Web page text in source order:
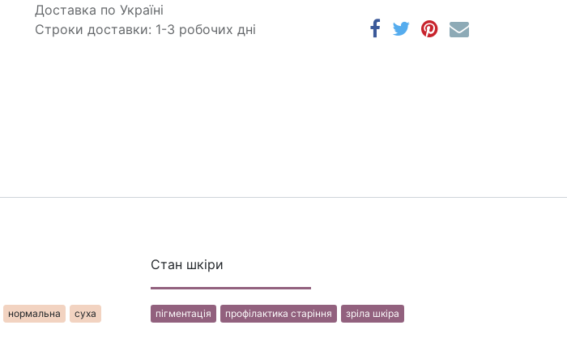
Доставка по Україні
Строки доставки: 1-3 робочих дні
нормальна
суха
Стан шкіри
пігментація профілактика старін​​ня зріла шкіра